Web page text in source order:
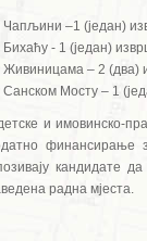
Чапљини –1 (један)
- 1 (један)
Живиницама – 2 (два)
Мосту – 1
и имовинско-
финансирање
кандидате
радна мјеста.